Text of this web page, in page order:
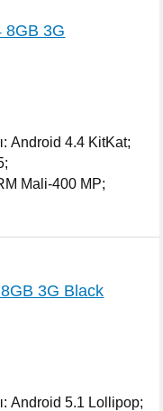
8GB 3G
Android 4.4 KitKat;
Mali-400 MP;
3G Black
Android 5.1 Lollipop;